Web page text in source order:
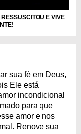
RESSUSCITOU E VIVE
sua fé em Deus,
Ele está
incondicional
para que
amor e nos
Renove sua